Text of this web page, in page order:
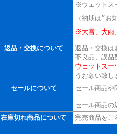
※ウェットス
（納期は”お
※大雪、大雨
返品・交換について
返品・交換は
不良品、誤品
ウェットスー
うお願い致し
セールについて
セール商品や
セール商品の
在庫切れ商品について
完売商品をご